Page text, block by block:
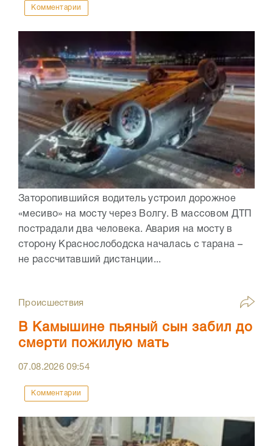
Комментарии
Заторопившийся водитель устроил дорожное
«месиво» на мосту через Волгу. В массовом ДТП
пострадали два человека. Авария на мосту в
сторону Краснослободска началась с тарана –
не рассчитавший дистанции...
Происшествия
В Камышине пьяный сын забил до
смерти пожилую мать
07.08.202609:54
Комментарии